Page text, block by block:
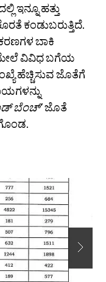
ಇನ್ನೂ ಹತ್ತು
ಕಂಡುಬರುತ್ತಿದೆ.
ಬಾಕಿ
ಮೇಲೆ ವಿವಿಧ ಬಗೆಯ
ಹೆಚ್ಚಿಸುವ ಜೊತೆಗೆ
ಬೆಂಚ್‌ʼಜೊತೆ